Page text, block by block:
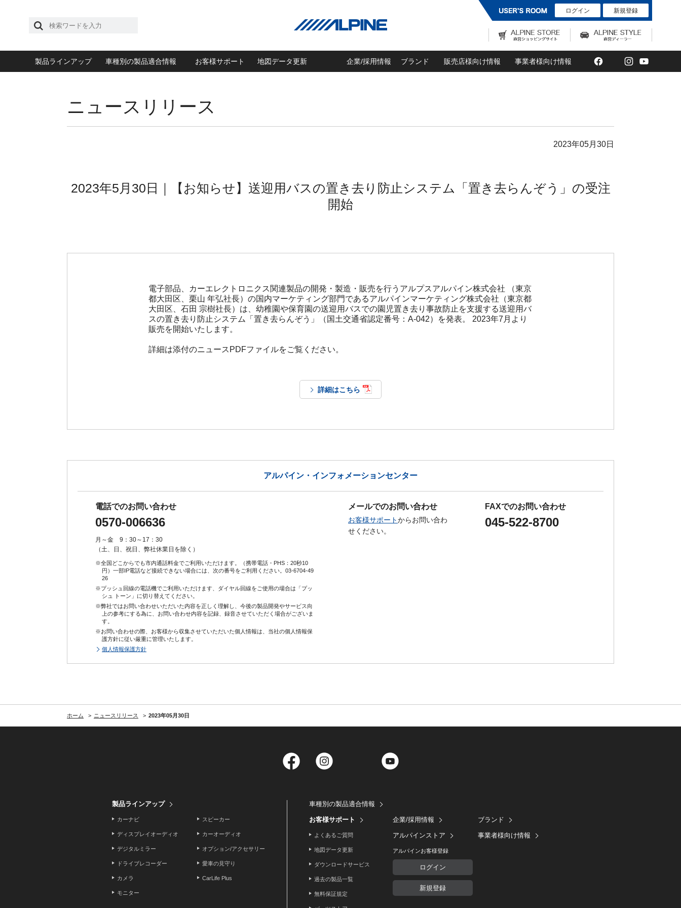
ログイン 新規登録
製品ラインアップ 車種別の製品適合情報 お客様サポート 地図データ更新 企業/採用情報 ブランド 販売店様向け情報 事業者様向け情報 Facebook
TwitterInstagram
ニュースリリース
2023年05月30日
2023年5月30日｜【お知らせ】送迎用バスの置き去り防止システム「置き去らんぞう」の受注
開始
電子部品、カーエレクトロニクス関連製品の開発・製造・販売を行うアルプスアルパイン株式会社 （東京
都大田区、栗山 年弘社長）の国内マーケティング部門であるアルパインマーケティング株式会社（東京都
大田区、石田 宗樹社長）は、幼稚園や保育園の送迎用バスでの園児置き去り事故防止を支援する送迎用バ
スの置き去り防止システム「置き去らんぞう」（国土交通省認定番号：A-042）を発表。 2023年7月より
販売を開始いたします。
詳細は添付のニュースPDFファイルをご覧ください。
詳細はこちら
アルパイン・インフォメーションセンター
電話でのお問い合わせ
0570-006636
月～金 9：30～17：30
（土、日、祝日、弊社休業日を除く）
※全国どこからでも市内通話料金でご利用いただけます。（携帯電話・PHS：20秒10
円）一部IP電話など接続できない場合には、次の番号をご利用ください。 03-6704-49
26
※プッシュ回線の電話機でご利用いただけます、ダイヤル回線をご使用の場合は「プッ
シュ トーン」に切り替えてください。
※弊社ではお問い合わせいただいた内容を正しく理解し、今後の製品開発やサービス向
上の参考にする為に、お問い合わせ内容を記録、録音させていただく場合がございま
す。
※お問い合わせの際、お客様から収集させていただいた個人情報は、当社の個人情報保
護方針に従い厳重に管理いたします。
個人情報保護方針
メールでのお問い合わせ
お客様サポートからお問い合わ
せください。
FAXでのお問い合わせ
045-522-8700
ホーム ニュースリリース 2023年05月30日
Facebook Twitter
製品ラインアップ
カーナビ
ディスプレイオーディオ
デジタルミラー
ドライブレコーダー
カメラ
モニター
スピーカー
カーオーディオ
オプション/アクセサリー
愛車の見守り
CarLife Plus
車種別の製品適合情報
お客様サポート
よくあるご質問
地図データ更新
ダウンロードサービス
過去の製品一覧
無料保証規定
企業/採用情報
アルパインストア
アルパインお客様登録
ログイン
新規登録
ブランド
事業者様向け情報